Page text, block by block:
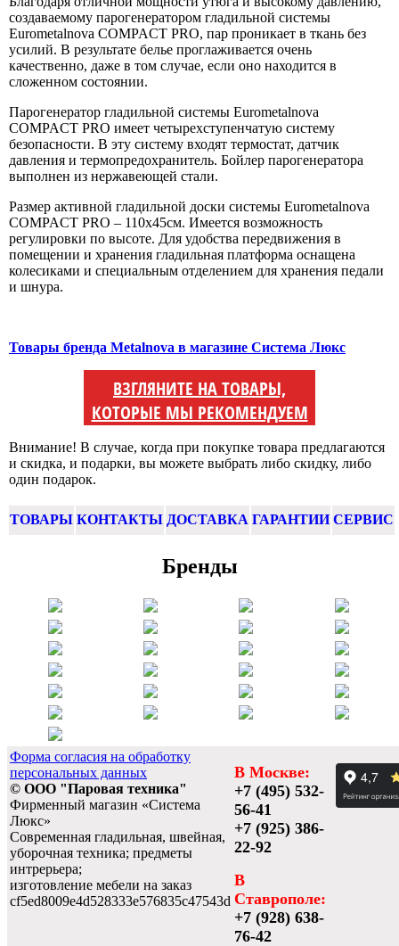
создаваемому парогенератором гладильной системы
Eurometalnova COMPACT PRO, пар проникает в ткань без
усилий. В результате белье проглаживается очень
качественно, даже в том случае, если оно находится в
сложенном состоянии.
Парогенератор гладильной системы Eurometalnova
COMPACT PRO имеет четырехступенчатую систему
безопасности. В эту систему входят термостат, датчик
давления и термопредохранитель. Бойлер парогенератора
выполнен из нержавеющей стали.
Размер активной гладильной доски системы Eurometalnova
COMPACT PRO – 110х45см. Имеется возможность
регулировки по высоте. Для удобства передвижения в
помещении и хранения гладильная платформа оснащена
колесиками и специальным отделением для хранения педали
и шнура.
Товары бренда Metalnova в магазине Система Люкс
ВЗГЛЯНИТЕ НА ТОВАРЫ,
КОТОРЫЕ МЫ РЕКОМЕНДУЕМ
Внимание! В случае, когда при покупке товара предлагаются
и скидка, и подарки, вы можете выбрать либо скидку, либо
один подарок.
ТОВАРЫ КОНТАКТЫ ДОСТАВКА ГАРАНТИИ СЕРВИС
Бренды
Форма согласия на обработку
персональных данных
© ООО "Паровая техника"
Фирменный магазин «Система
Люкс»
Современная гладильная, швейная,
уборочная техника; предметы
интрерьера;
изготовление мебели на заказ
cf5ed8009e4d528333e576835c47543d
В Москве:
+7 (495) 532-
56-41
+7 (925) 386-
22-92
В
Ставрополе:
+7 (928) 638-
76-42